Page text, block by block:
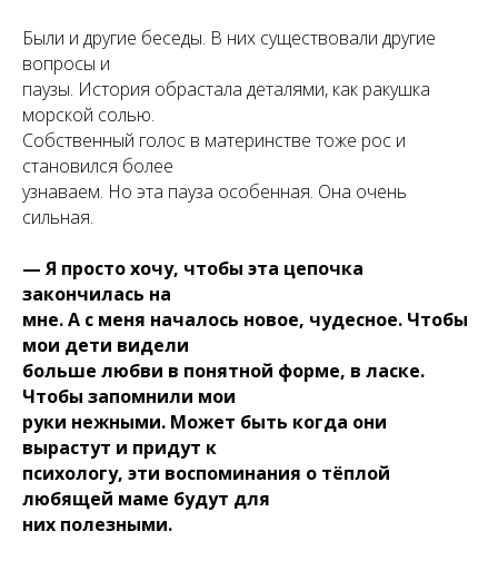
Были и другие беседы. В них существовали другие
вопросы и
паузы. История обрастала деталями, как ракушка
морской солью.
Собственный голос в материнстве тоже рос и
становился более
узнаваем. Но эта пауза особенная. Она очень
сильная.
— Я просто хочу, чтобы эта цепочка
закончилась на
мне. А с меня началось новое, чудесное. Чтобы
мои дети видели
больше любви в понятной форме, в ласке.
Чтобы запомнили мои
руки нежными. Может быть когда они
вырастут и придут к
психологу, эти воспоминания о тёплой
любящей маме будут для
них полезными.